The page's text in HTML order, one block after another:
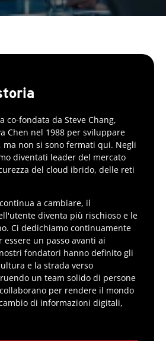
co-fondata da Steve Chang,
Chen nel 1988 per sviluppare
non si sono fermati qui. Negli
diventati leader del mercato
del cloud ibrido, delle reti
a cambiare, il
diventa più rischioso e le
Ci dedichiamo continuamente
un passo avanti ai
fondatori hanno definito gli
e la strada verso
un team solido di persone
per rendere il mondo
di informazioni digitali,